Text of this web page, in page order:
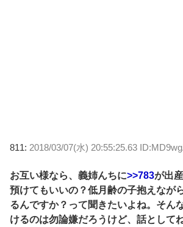
811: 2018/03/07(水) 20:55:25.63
お互い様なら、義姉んちに>>783が出
預けてもいいの？低月齢の子抱えなが
るんですか？って聞きたいよね。そん
けるのは勿論嫌だろうけど、話としてね